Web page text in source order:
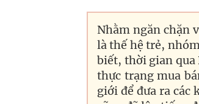
Nhằm ngăn chặn
là thế hệ trẻ,
biết, thời gian qua
thực trạng mua
giới để đưa ra các